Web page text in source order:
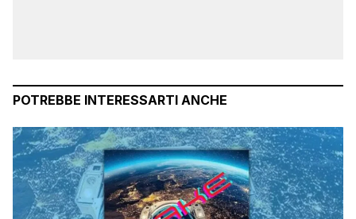
POTREBBE INTERESSARTI ANCHE